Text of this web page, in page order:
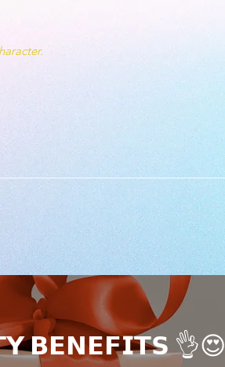
𝗕𝗘𝗡𝗘𝗙𝗜𝗧𝗦 👌😍